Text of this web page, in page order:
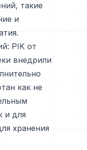
такие
и
PIK от
внедрили
как не
и для
хранения